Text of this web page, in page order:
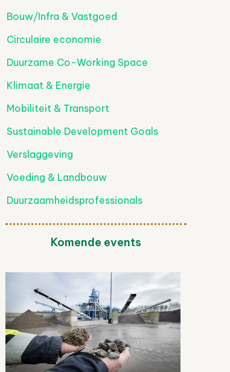
Bouw/Infra & Vastgoed
Circulaire economie
Duurzame Co-Working Space
Klimaat & Energie
Mobiliteit & Transport
Sustainable Development Goals
Verslaggeving
Voeding & Landbouw
Duurzaamheidsprofessionals
Komende events